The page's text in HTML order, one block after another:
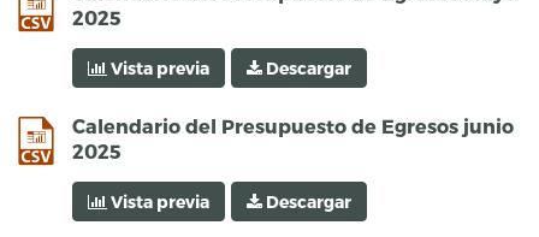
2025
Vista previa Descargar
Calendario del Presupuesto de Egresos junio
2025
csv
Vista previa Descargar